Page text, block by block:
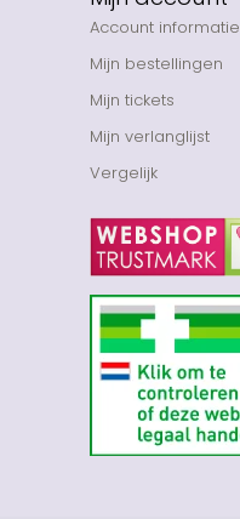
Account informatie
Mijn bestellingen
Mijn tickets
Mijn verlanglijst
Vergelijk